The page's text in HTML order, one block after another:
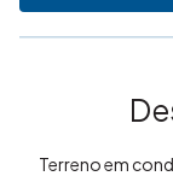
Terreno em